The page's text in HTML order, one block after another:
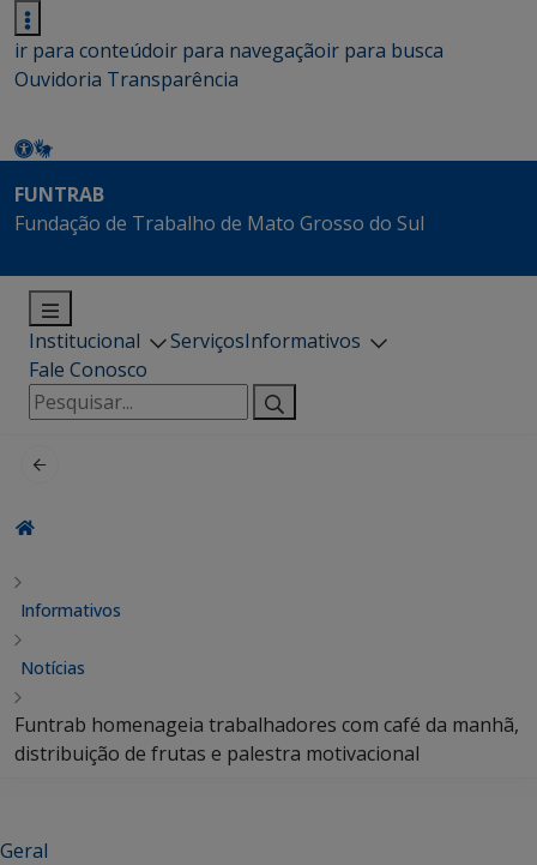
ir para conteúdoir para navegaçãoir para busca
Ouvidoria Transparência
FUNTRAB
Fundação de Trabalho de Mato Grosso do Sul
Institucional ServiçosInformativos
Fale Conosco
Pesquisar
por:
Informativos
Notícias
Funtrab homenageia trabalhadores com café da manhã,
distribuição de frutas e palestra motivacional
Geral